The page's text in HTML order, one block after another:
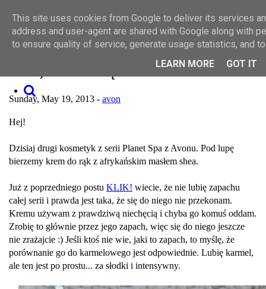
MAKIJAŻ
PIELĘGNACJA
O MNIE
SZUKAJ
Sunday, May 19, 2013 - avon
Hej!
Dzisiaj drugi kosmetyk z serii Planet Spa z Avonu. Pod lupę
bierzemy krem do rąk z afrykańskim masłem shea.
Już z poprzedniego postu KLIK! wiecie, że nie lubię zapachu
całej serii i prawda jest taka, że się do niego nie przekonam.
Kremu używam z prawdziwą niechęcią i chyba go komuś oddam.
Zrobię to głównie przez jego zapach, więc się do niego jeszcze
nie zrażajcie :) Jeśli ktoś nie wie, jaki to zapach, to myślę, że
porównanie go do karmelowego jest odpowiednie. Lubię karmel,
ale ten jest po prostu... za słodki i intensywny.
This site uses cookies from Google to deliver its services
address and user-agent are shared with Google along with
to ensure quality of service, generate usage statistics, and
LEARN MORE
GOT IT